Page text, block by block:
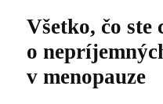
Všetko, čo ste
o
v menopauze